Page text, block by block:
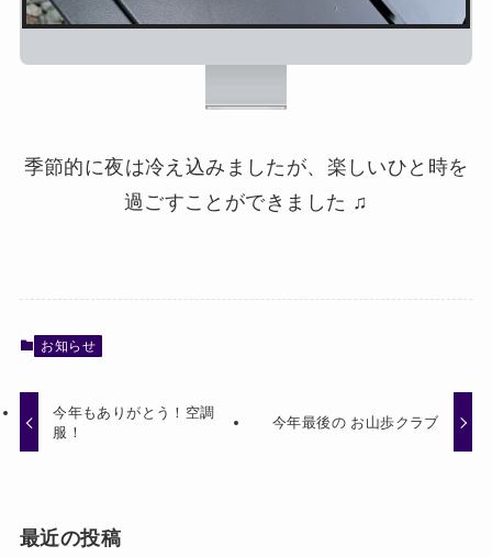
季節的に夜は冷え込みましたが、楽しいひと時を
過ごすことができました ♫
お知らせ
今年もありがとう！空調
服！
今年最後の お山歩クラブ
最近の投稿